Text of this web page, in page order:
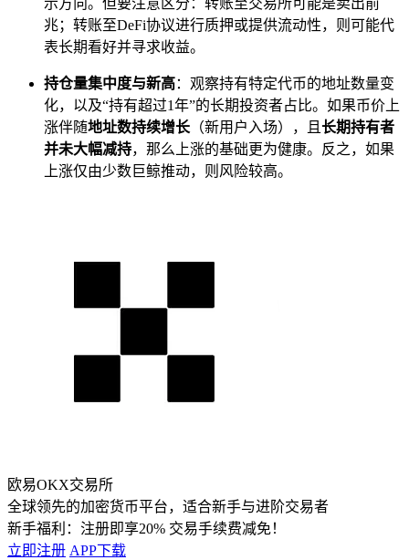
示方向。但要注意区分：转账至交易所可能是卖出前
兆；转账至DeFi协议进行质押或提供流动性，则可能代
表长期看好并寻求收益。
持仓量集中度与新高：观察持有特定代币的地址数量变
化，以及“持有超过1年”的长期投资者占比。如果币价上
涨伴随地址数持续增长（新用户入场），且长期持有者
并未大幅减持，那么上涨的基础更为健康。反之，如果
上涨仅由少数巨鲸推动，则风险较高。
欧易OKX交易所
全球领先的加密货币平台，适合新手与进阶交易者
新手福利： 注册即享20% 交易手续费减免！
立即注册 APP下载